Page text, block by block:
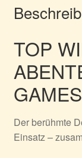
TOP
GAMES
Der berühmte
Einsatz –